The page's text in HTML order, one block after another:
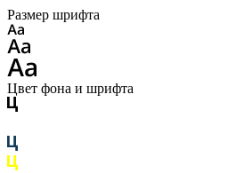
Размер шрифта
Цвет фона и шрифта